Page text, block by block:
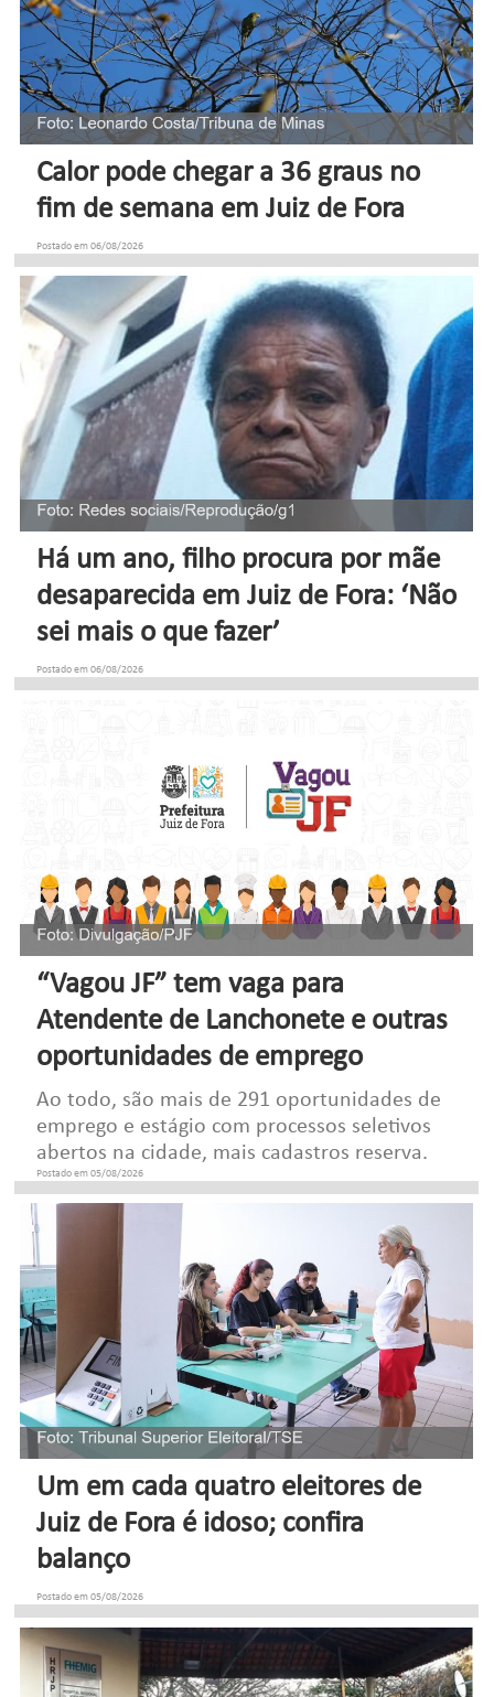
Calor pode chegar a 36 graus no
fim de semana em Juiz de Fora
Postado em 06/08/2026
Há um ano, filho procura por mãe
desaparecida em Juiz de Fora: ‘Não
sei mais o que fazer’
Postado em 06/08/2026
“Vagou JF” tem vaga para
Atendente de Lanchonete e outras
oportunidades de emprego
Ao todo, são mais de 291 oportunidades de
emprego e estágio com processos seletivos
abertos na cidade, mais cadastros reserva.
Postado em 05/08/2026
Um em cada quatro eleitores de
Juiz de Fora é idoso; confira
balanço
Postado em 05/08/2026